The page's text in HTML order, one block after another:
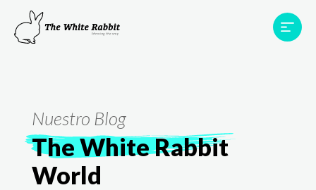
Proyectos
Testimonios
Nuestro Blog
The White Rabbit
World